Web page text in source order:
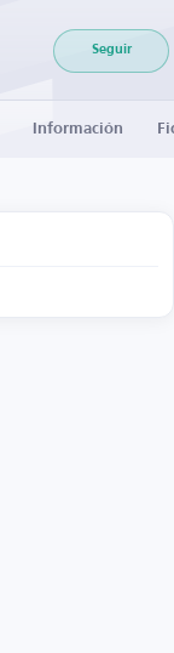
Seguir
Información